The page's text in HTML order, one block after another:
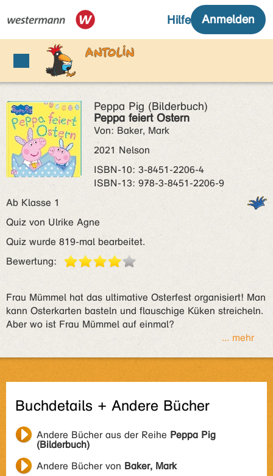
Peppa Pig (Bilderbuch)
Peppa feiert Ostern
Von: Baker, Mark
2021 Nelson
ISBN‑10: 3-8451-2206-4
ISBN‑13: 978-3-8451-2206-9
Ab Klasse 1
Quiz von Ulrike Agne
Quiz wurde 819-mal bearbeitet.
Bewertung:
Frau Mümmel hat das ultimative Osterfest organisiert! Man
kann Osterkarten basteln und flauschige Küken streicheln.
Aber wo ist Frau Mümmel auf einmal?
... mehr
Buchdetails + Andere Bücher
Andere Bücher aus der Reihe Peppa Pig
(Bilderbuch)
Andere Bücher von Baker, Mark